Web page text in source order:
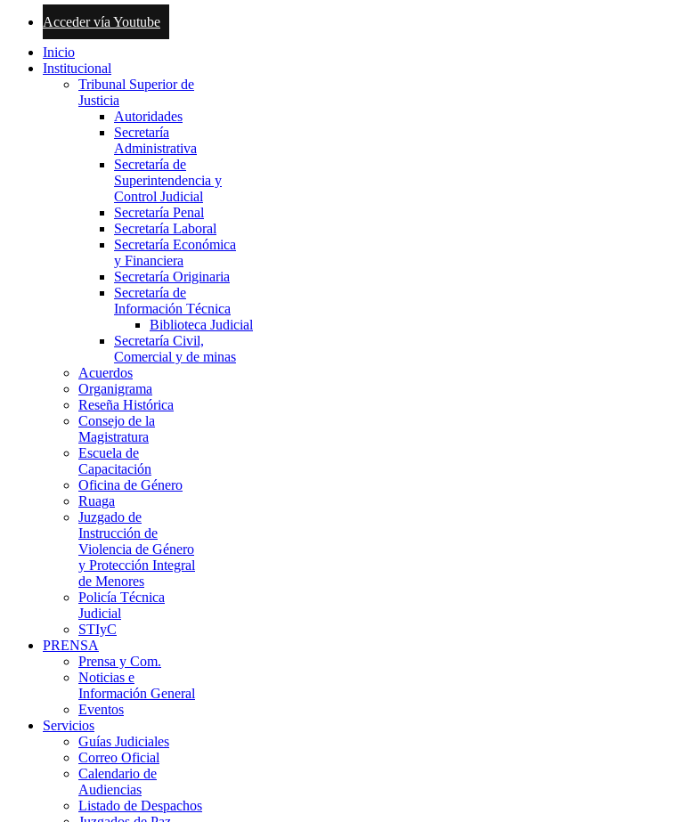
Acceder vía Youtube
Inicio
Institucional
Tribunal Superior de
Justicia
Autoridades
Secretaría
Administrativa
Secretaría de
Superintendencia y
Control Judicial
Secretaría Penal
Secretaría Laboral
Secretaría Económica
y Financiera
Secretaría Originaria
Secretaría de
Información Técnica
Biblioteca Judicial
Secretaría Civil,
Comercial y de minas
Acuerdos
Organigrama
Reseña Histórica
Consejo de la
Magistratura
Escuela de
Capacitación
Oficina de Género
Ruaga
Juzgado de
Instrucción de
Violencia de Género
y Protección Integral
de Menores
Policía Técnica
Judicial
STIyC
PRENSA
Prensa y Com.
Noticias e
Información General
Eventos
Servicios
Guías Judiciales
Correo Oficial
Calendario de
Audiencias
Listado de Despachos